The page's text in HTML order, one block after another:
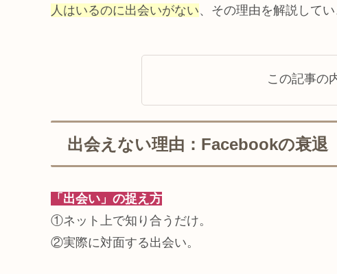
人はいるのに出会いがない、その理由を解説してい
この記事の
出会えない理由：Facebookの衰退
「出会い」の捉え方
①ネット上で知り合うだけ。
②実際に対面する出会い。